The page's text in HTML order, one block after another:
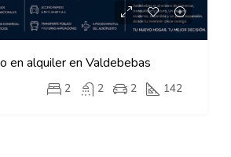
en alquiler en Valdebebas
2 2 2 142